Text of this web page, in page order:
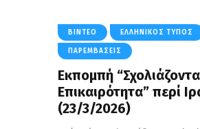
ΒΊΝΤΕΟ ΕΛΛΗΝΙΚΌΣ ΤΎΠΟΣ
ΠΑΡΕΜΒΆΣΕΙΣ
Εκπομπή
Επικαιρότητα” περί
(23/3/2026)